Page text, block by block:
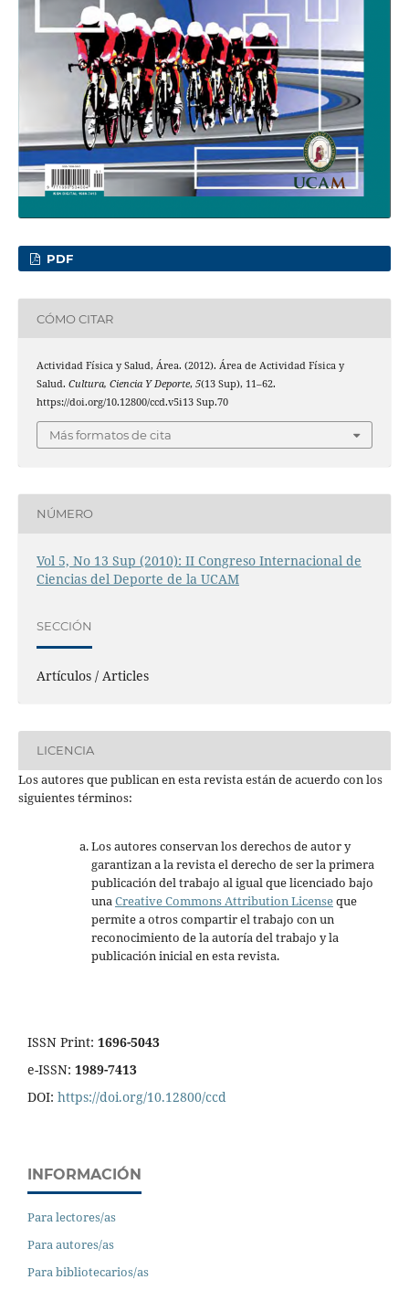
PDF
CÓMO CITAR
Actividad Física y Salud, Área. (2012). Área de Actividad Física y
Salud. Cultura, Ciencia Y Deporte, 5(13 Sup), 11–62.
https://doi.org/10.12800/ccd.v5i13 Sup.70
Más formatos de cita
NÚMERO
Vol 5, No 13 Sup (2010): II Congreso Internacional de
Ciencias del Deporte de la UCAM
SECCIÓN
Artículos / Articles
LICENCIA
Los autores que publican en esta revista están de acuerdo con los
siguientes términos:
Los autores conservan los derechos de autor y
garantizan a la revista el derecho de ser la primera
publicación del trabajo al igual que licenciado bajo
unaCreative Commons Attribution Licenseque
permite a otros compartir el trabajo con un
reconocimiento de la autoría del trabajo y la
publicación inicial en esta revista.
ISSN Print: 1696-5043
e-ISSN: 1989-7413
DOI: https://doi.org/10.12800/ccd
INFORMACIÓN
Para lectores/as
Para autores/as
Para bibliotecarios/as